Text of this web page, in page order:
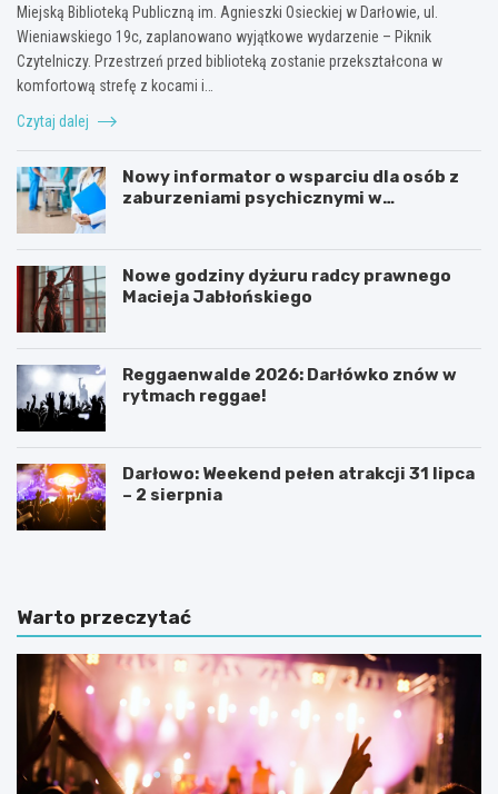
Miejską Biblioteką Publiczną im. Agnieszki Osieckiej w Darłowie, ul.
Wieniawskiego 19c, zaplanowano wyjątkowe wydarzenie – Piknik
Czytelniczy. Przestrzeń przed biblioteką zostanie przekształcona w
komfortową strefę z kocami i…
Czytaj dalej
Nowy informator o wsparciu dla osób z
zaburzeniami psychicznymi w
Nowe godziny dyżuru radcy prawnego
Macieja Jabłońskiego
Reggaenwalde 2026: Darłówko znów w
rytmach reggae!
Darłowo: Weekend pełen atrakcji 31 lipca
– 2 sierpnia
Warto przeczytać